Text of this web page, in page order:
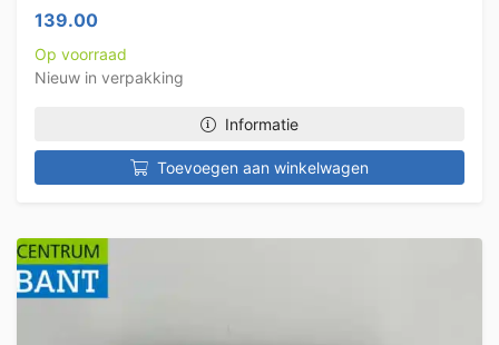
139.00
Op voorraad
Nieuw in verpakking
Informatie
Toevoegen aan winkelwagen